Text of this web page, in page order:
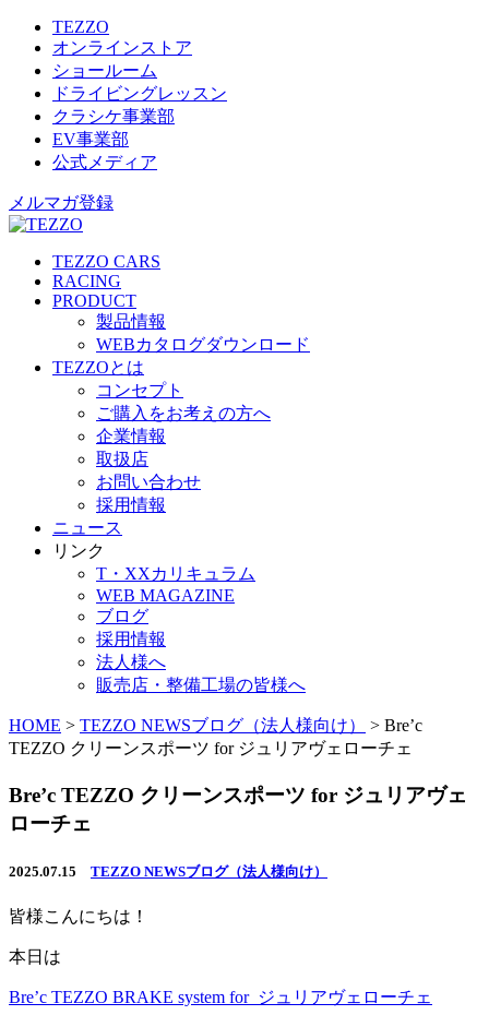
TEZZO
オンラインストア
ショールーム
ドライビングレッスン
クラシケ事業部
EV事業部
公式メディア
メルマガ登録
TEZZO CARS
RACING
PRODUCT
製品情報
WEBカタログダウンロード
TEZZOとは
コンセプト
ご購入をお考えの方へ
企業情報
取扱店
お問い合わせ
採用情報
ニュース
リンク
T・XXカリキュラム
WEB MAGAZINE
ブログ
採用情報
法人様へ
販売店・整備工場の皆様へ
HOME > TEZZO NEWSブログ（法人様向け） > Bre’c
TEZZO クリーンスポーツ for ジュリアヴェローチェ
Bre’c TEZZO クリーンスポーツ for ジュリアヴェ
ローチェ
2025.07.15 TEZZO NEWSブログ（法人様向け）
皆様こんにちは！
本日は
Bre’c TEZZO BRAKE system for ジュリアヴェローチェ